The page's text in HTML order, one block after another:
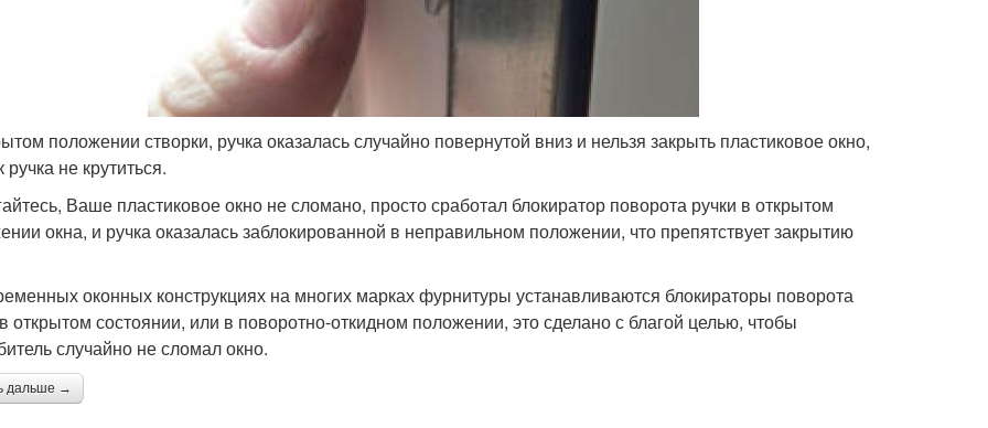
положении створки, ручка оказалась случайно повернутой вниз и нельзя закрыть пластиковое окно,
ручка не крутиться.
Ваше пластиковое окно не сломано, просто сработал блокиратор поворота ручки в открытом
окна, и ручка оказалась заблокированной в неправильном положении, что препятствует закрытию
оконных конструкциях на многих марках фурнитуры устанавливаются блокираторы поворота
открытом состоянии, или в поворотно-откидном положении, это сделано с благой целью, чтобы
случайно не сломал окно.
дальше →